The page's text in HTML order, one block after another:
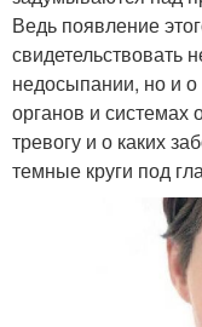
Ведь появление
свидетельствовать
недосыпании, но и
органов и системах
тревогу и о каких
темные круги под